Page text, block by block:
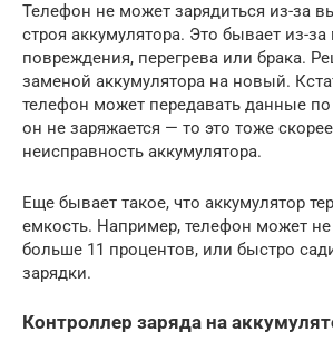
Телефон не может зарядиться из-за
строя аккумулятора. Это бывает из-за
повреждения, перегрева или брака.
заменой аккумулятора на новый.
телефон может передавать данные по
он не заряжается — то это тоже
неисправность аккумулятора.
Еще бывает такое, что аккумулятор
емкость. Например, телефон может не
больше 11 процентов, или быстро
зарядки.
Контроллер заряда на